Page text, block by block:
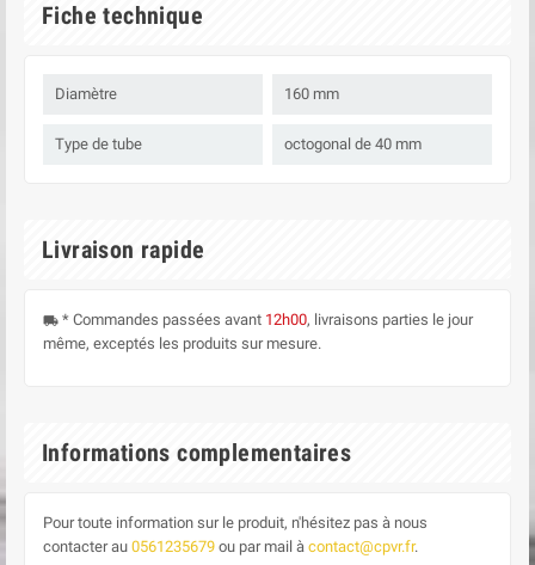
Fiche technique
Diamètre 160 mm
Type de tube octogonal de 40 mm
Livraison rapide
local_shipping * Commandes passées avant 12h00, livraisons parties le jour
même, exceptés les produits sur mesure.
Informations complementaires
Pour toute information sur le produit, n'hésitez pas à nous
contacter au 0561235679 ou par mail à contact@cpvr.fr.